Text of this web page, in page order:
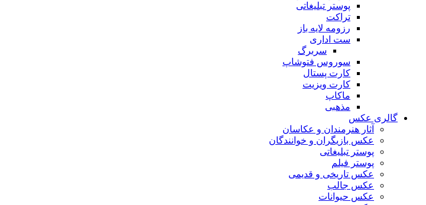
پوستر تبلیغاتی
تراکت
رزومه لایه باز
ست اداری
سربرگ
سوروس فتوشاپ
کارت پستال
کارت ویزیت
ماکاپ
مذهبی
گالری عکس
آثار هنرمندان و عکاسان
عکس بازیگران و خوانندگان
پوستر تبلیغاتی
پوستر فیلم
عکس تاریخی و قدیمی
عکس جالب
عکس حیوانات